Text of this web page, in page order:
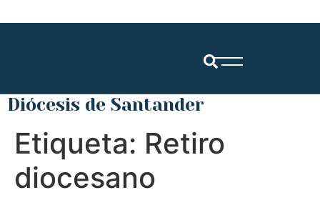
Diócesis de Santander
Etiqueta: Retiro
diocesano